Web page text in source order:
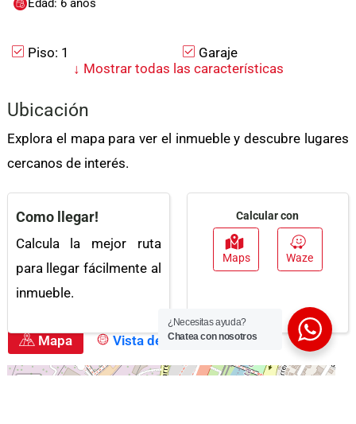
Edad: 6 años
Piso: 1
Garaje
Agua
Parques Cercanos
Zona Residencial
Discapacitados
Sobre Vía Principal
↓ Mostrar todas las características
Ubicación
Explora el mapa para ver el inmueble y descubre lugares
cercanos de interés.
Como llegar!
Calcula la mejor ruta
para llegar fácilmente al
inmueble.
Calcular con
Maps Waze
Mapa Vista de la calle
¿Necesitas ayuda?
Chatea con nosotros